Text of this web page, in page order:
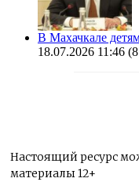
В Махачкале
18.07.2026 11:46
Настоящий ресурс
материалы 12+